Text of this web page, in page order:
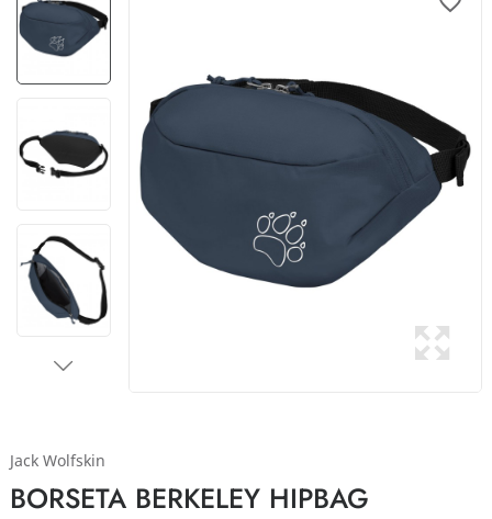
Jack Wolfskin
BORSETA BERKELEY HIPBAG